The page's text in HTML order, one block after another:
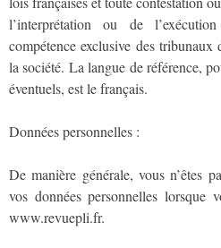
l’interprétation ou de
compétence exclusive des
la société. La langue de référence,
éventuels, est le français.
Données personnelles :
De manière générale, vous n’êtes
vos données personnelles lorsque
www.revuepli.fr.